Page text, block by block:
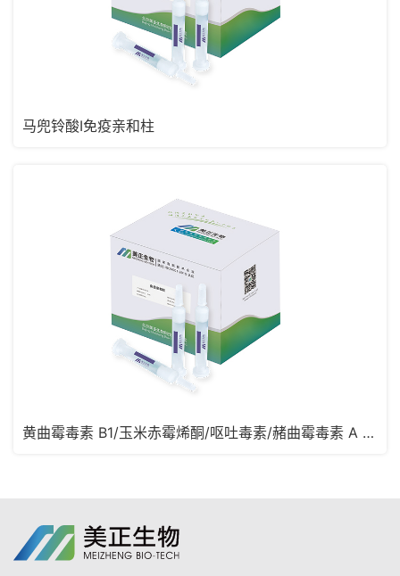
马兜铃酸I免疫亲和柱
黄曲霉毒素 B1/玉米赤霉烯酮/呕吐毒素/赭曲霉毒素 A 四合一免疫亲和柱